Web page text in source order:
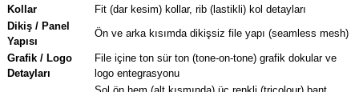
Kollar
Fit (dar kesim) kollar, rib (lastikli) kol detayları
Dikiş / Panel
Yapısı
Ön ve arka kısımda dikişsiz file yapı (seamless mesh)
Grafik / Logo
Detayları
File içine ton sür ton (tone-on-tone) grafik dokular ve
logo entegrasyonu